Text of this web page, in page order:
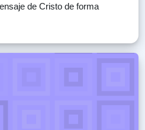
de Cristo de forma